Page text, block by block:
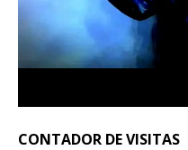
CONTADOR DE VISITAS